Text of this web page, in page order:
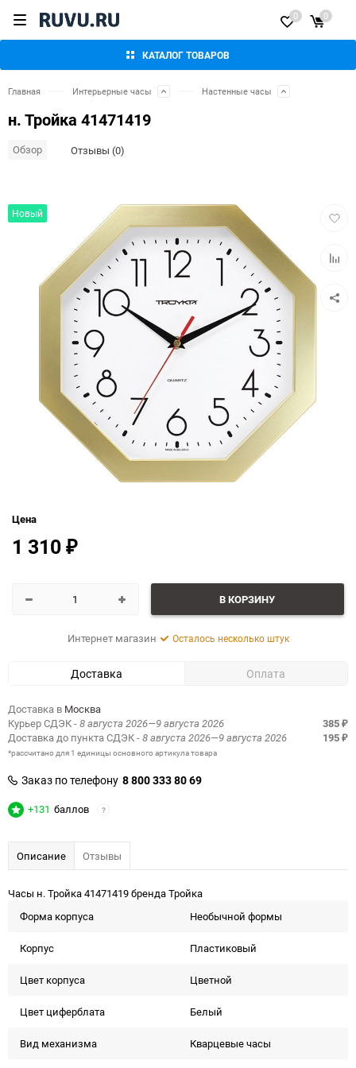
КАТАЛОГ ТОВАРОВ
0 0
Главная Интерьерные часы Настенные часы
н. Тройка 41471419
Обзор Отзывы (0)
Новый
Цена
1 310 ₽
В КОРЗИНУ
Интернет магазин Осталось несколько штук
Доставка Оплата
Доставка в Москва
Курьер СДЭК- 8 августа 2026—9 августа 2026 385 ₽
Доставка до пункта СДЭК- 8 августа 2026—9 августа 2026 195 ₽
*рассчитано для 1 единицы основного артикула товара
Заказ по телефону 8 800 333 80 69
+131 баллов ?
Описание Отзывы
Часы н. Тройка 41471419 бренда Тройка
Форма корпуcа
Необычной формы
Корпус Пластиковый
Цвет корпуса Цветной
Цвет циферблата Белый
Вид механизма Кварцевые часы